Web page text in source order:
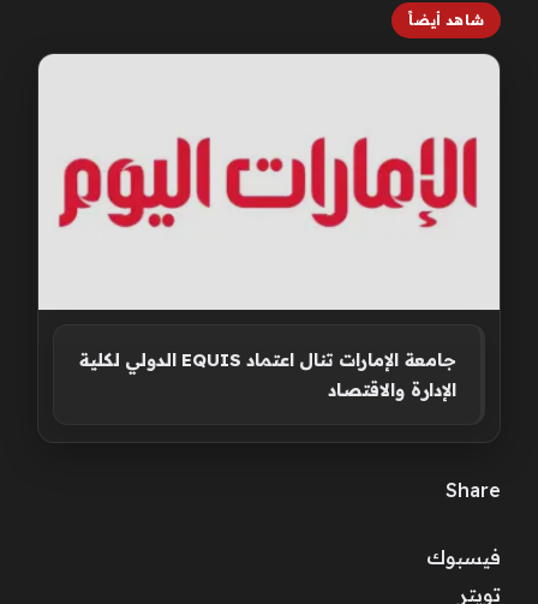
شاهد أيضاً
جامعة الإمارات تنال اعتماد EQUIS الدولي لكلية
الإدارة والاقتصاد
Share
فيسبوك
تويتر